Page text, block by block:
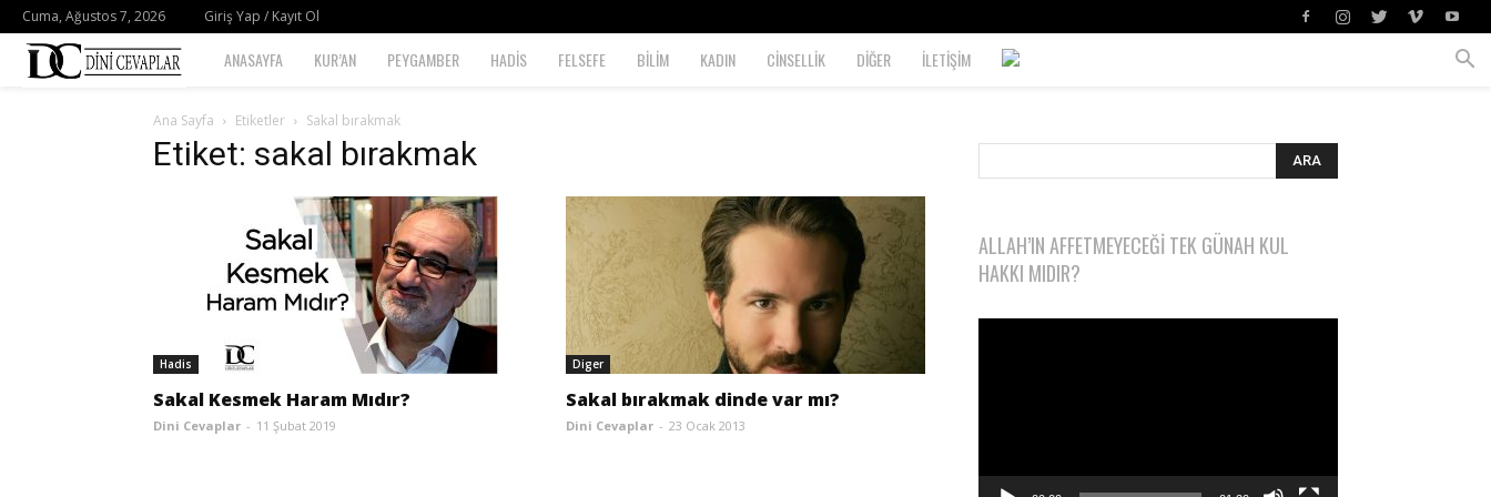
Cuma, Ağustos 7, 2026 Giriş Yap / Kayıt Ol
Dini
Cevaplar
ANASAYFA KUR’AN PEYGAMBER HADİS FELSEFE BİLİM KADIN CİNSELLİK DİĞER İLETİŞİM
Ana Sayfa Etiketler Sakal bırakmak
Etiket: sakal bırakmak
Hadis
Sakal Kesmek Haram Mıdır?
Dini Cevaplar - 11 Şubat 2019
Diger
Sakal bırakmak dinde var mı?
Dini Cevaplar - 23 Ocak 2013
ALLAH’IN AFFETMEYECEĞI TEK GÜNAH KUL
HAKKI MIDIR?